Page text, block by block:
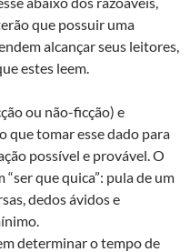
que possuir uma
alcançar seus leitores,
estes leem.
ou não-ficção) e
que tomar esse dado para
possível e provável. O
que quica”: pula de um
dedos ávidos e
determinar o tempo de